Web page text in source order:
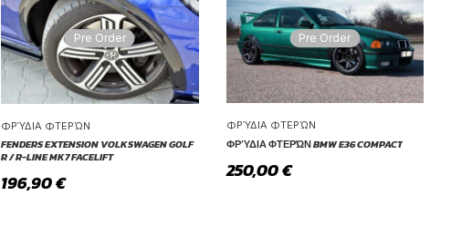
Pre Order
ΦΡΎΔΙΑ ΦΤΕΡΏΝ
FENDERS EXTENSION VOLKSWAGEN GOLF
R / R-LINE MK7 FACELIFT
196,90€
Pre Order
ΦΡΎΔΙΑ ΦΤΕΡΏΝ
ΦΡΎΔΙΑ ΦΤΕΡΏΝ BMW E36 COMPACT
250,00€